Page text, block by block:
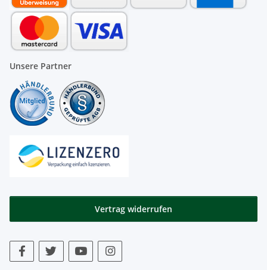
Unsere Partner
Vertrag widerrufen